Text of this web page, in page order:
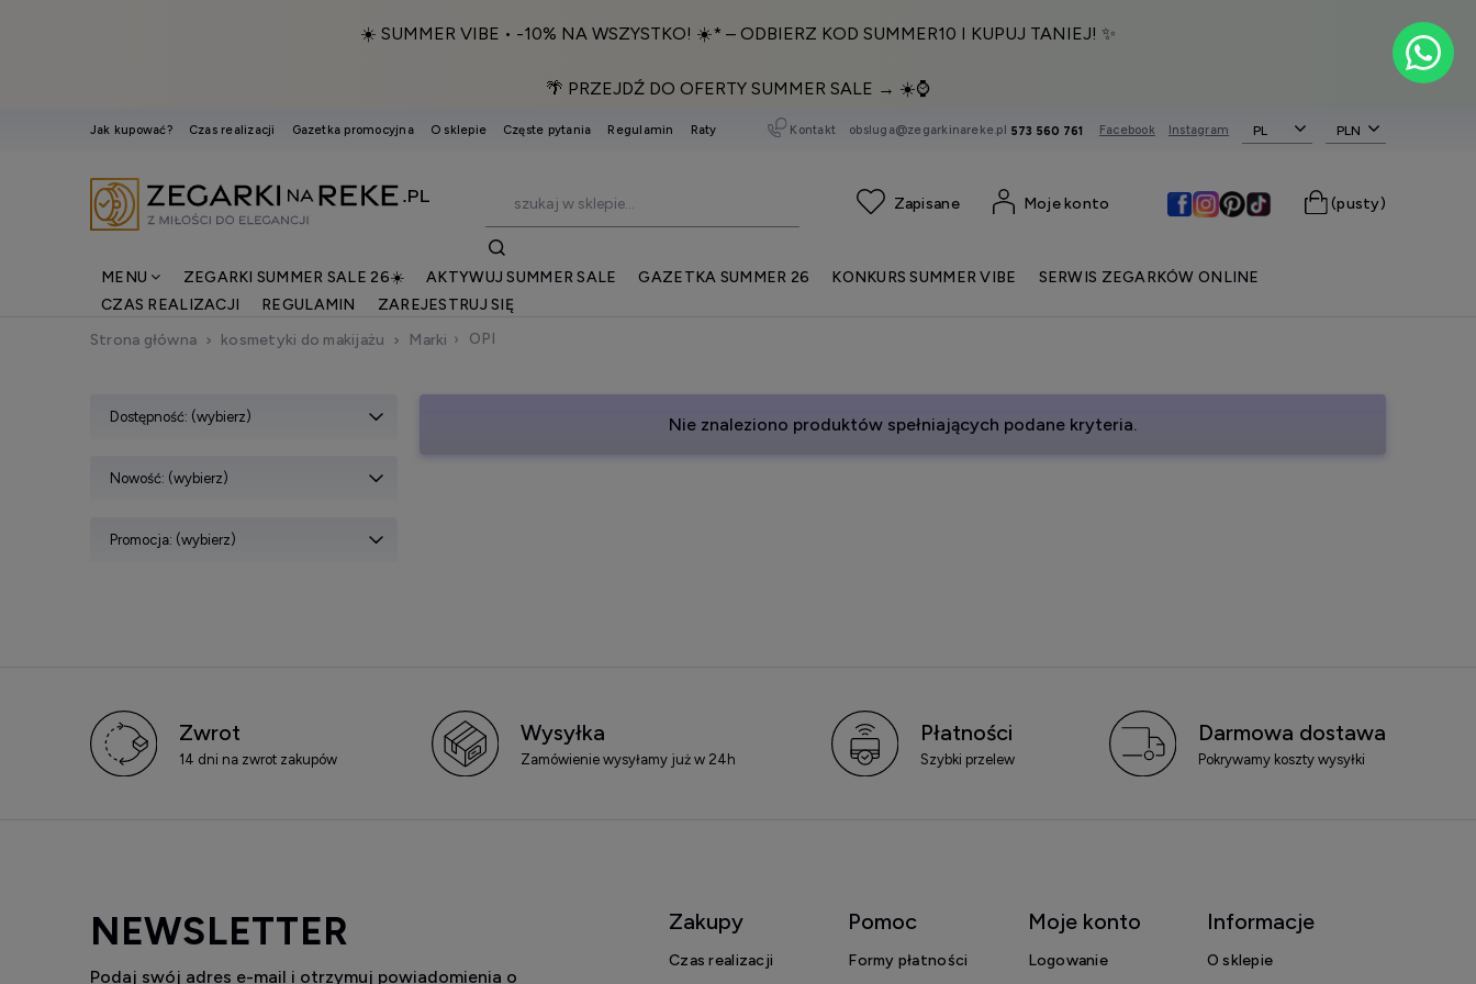
☀️ SUMMER VIBE • -10% NA WSZYSTKO! ☀️* – ODBIERZ KOD SUMMER10 I KUPUJ TANIEJ! ✨
🌴 PRZEJDŹ DO OFERTY SUMMER SALE → ☀️⌚️
Jak kupować? Czas realizacji Gazetka promocyjna O sklepie Częste pytania Regulamin Raty Kontakt obsluga@zegarkinareke.pl 573 560 761 Facebook Instagram PL
(pusty)
Moje konto
MENU ZEGARKI SUMMER SALE 26☀️ AKTYWUJ SUMMER SALE GAZETKA SUMMER 26 KONKURS SUMMER VIBE
SERWIS ZEGARKÓW ONLINE
CZAS REALIZACJI
REGULAMIN
ZAREJESTRUJ SIĘ
Strona główna
kosmetyki do makijażu Marki OPI
Dostępność: (wybierz)
Nowość: (wybierz)
Promocja: (wybierz)
Nie znaleziono produktów spełniających podane kryteria.
Zwrot
14 dni na zwrot zakupów
Wysyłka
Zamówienie wysyłamy już w 24h
Płatności
Szybki przelew
Darmowa dostawa
Pokrywamy koszty wysyłki
NEWSLETTER
Podaj swój adres e-mail i otrzymuj powiadomienia o
Zakupy
Czas realizacji
Pomoc
Formy płatności
Moje konto
Logowanie
Informacje
O sklepie